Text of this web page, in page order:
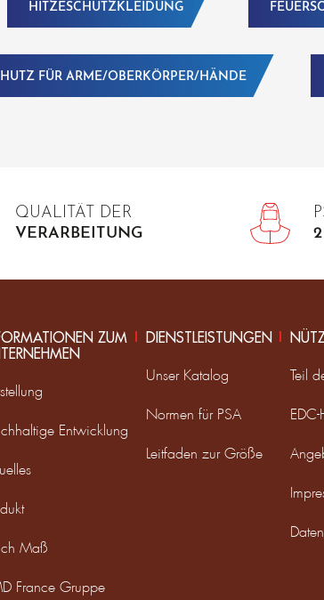
HITZESCHUTZKLEIDUNG
FÜR ARME/OBERKÖRPER/HÄNDE
QUALITÄT DER
VERARBEITUNG
ZUM
Entwicklung
Maß
France Gruppe
DIENSTLEISTUNGEN
Unser Katalog
Normen für PSA
Leitfaden zur Größe
Teil